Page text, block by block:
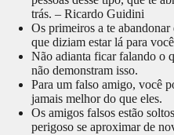
trás. – Ricardo Guidini
Os primeiros a te
que diziam estar lá para
Não adianta ficar falando o
não demonstram isso.
Para um falso amigo, você
jamais melhor do que eles.
Os amigos falsos estão
perigoso se aproximar de